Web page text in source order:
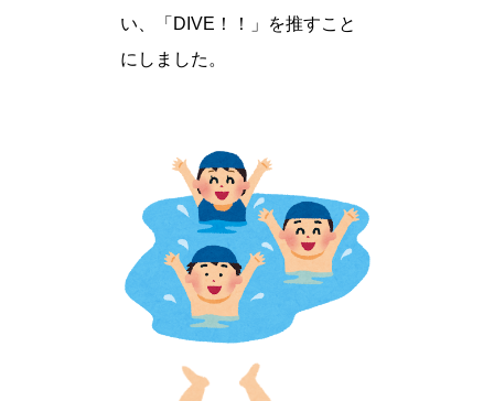
い、「DIVE！！」を推すこと
にしました。